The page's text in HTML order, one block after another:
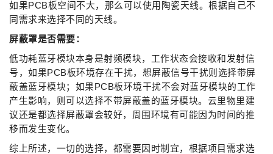
如果PCB板空间不大，那么可以使用陶瓷天线。根据自己不
同需求来选择不同的天线。
屏蔽罩是否需要：
低功耗蓝牙模块本身是射频模块，工作状态会接收和发射信
号，如果PCB板环境存在干扰，想屏蔽信号干扰则选择带屏
蔽盖蓝牙模块；如果PCB板环境干扰不会对蓝牙模块的工作
产生影响，则可以选择不带屏蔽盖的蓝牙模块。云里物里建
议还是都选择屏蔽罩会较好，周围环境有可能因为时间的推
移而发生变化。
综上所述，一切的选择，都需要因时制宜，根据项目需求选